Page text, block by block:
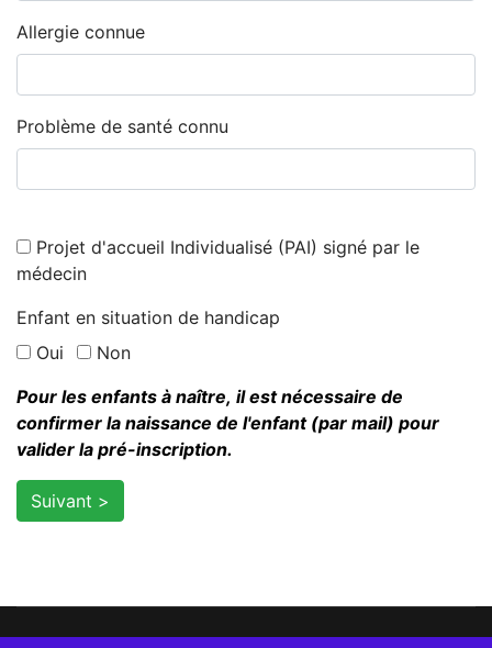
Allergie connue
Problème de santé connu
Projet d'accueil Individualisé (PAI) signé par le
médecin
Enfant en situation de handicap
Oui
Non
Pour les enfants à naître, il est nécessaire de
confirmer la naissance de l'enfant (par mail) pour
valider la pré-inscription.
Suivant >